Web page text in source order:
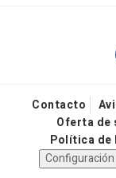
Contacto
Oferta de
Política de